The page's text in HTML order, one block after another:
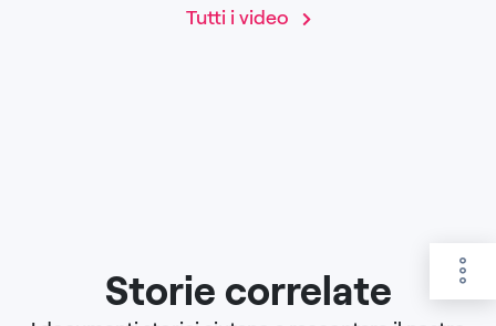
Tutti i video
Storie correlate